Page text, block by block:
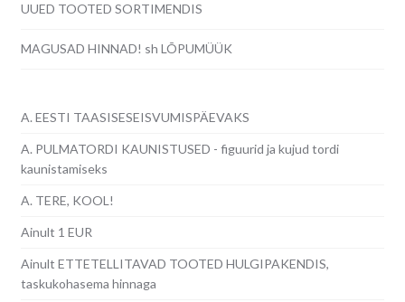
UUED TOOTED SORTIMENDIS
MAGUSAD HINNAD! sh LÕPUMÜÜK
A. EESTI TAASISESEISVUMISPÄEVAKS
A. PULMATORDI KAUNISTUSED - figuurid ja kujud tordi
kaunistamiseks
A. TERE, KOOL!
Ainult 1 EUR
Ainult ETTETELLITAVAD TOOTED HULGIPAKENDIS,
taskukohasema hinnaga